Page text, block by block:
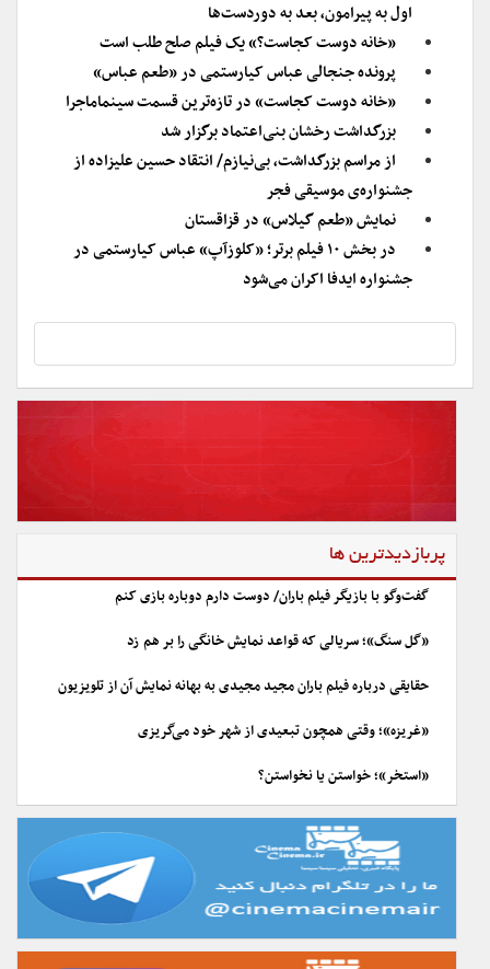
اول به پیرامون، بعد به دوردست‌ها
«خانه دوست کجاست؟» یک فیلم صلح طلب است
پرونده جنجالی عباس کیارستمی در «طعم عباس»
«خانه دوست کجاست» در تازه‌ترین قسمت سینماماجرا
بزرگداشت رخشان بنی‌اعتماد برگزار شد
از مراسم بزرگداشت، بی‌نیازم/ انتقاد حسین علیزاده از
جشنواره‌ی موسیقی فجر
نمایش «طعم گیلاس» در قزاقستان
در بخش ۱۰ فیلم برتر؛ «کلوزآپ» عباس کیارستمی در
جشنواره ایدفا اکران می‌شود
پربازدیدترین ها
گفت‌وگو با بازیگر فیلم باران/ دوست دارم دوباره بازی کنم
«گل سنگ»؛ سریالی که قواعد نمایش خانگی را بر هم زد
حقایقی درباره فیلم باران مجید مجیدی به بهانه نمایش آن از تلویزیون
«غریزه»؛ وقتی همچون تبعیدی از شهر خود می‌گریزی
«استخر»؛ خواستن یا نخواستن؟